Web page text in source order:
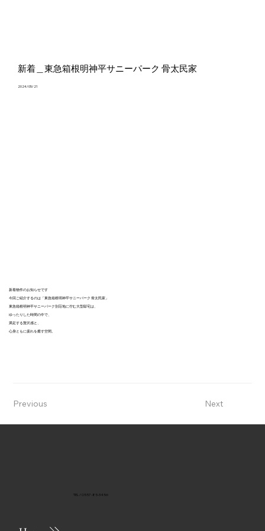
新着＿東急箱根明神平サニーパーク 骨太民家
2024/05/21
新着物件のお知らせです
今回ご紹介するのは「東急箱根明神平サニーパーク 骨太民家」
東急箱根明神平サニーパーク別荘地に佇む大型邸宅は、
ゆったりした時間の中で、
満足する贅沢感と、
心身ともに疲れを癒す空間。
Previous Next
TEL / 0557-85-3456